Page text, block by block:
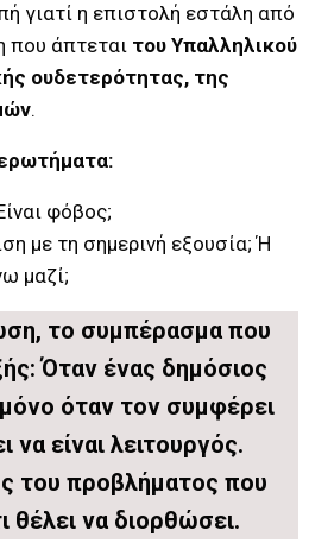
γιατί η επιστολή εστάλη από
που άπτεται του Υπαλληλικού
ουδετερότητας, της
.
φόβος;
με τη σημερινή εξουσία; Ή
μαζί;
το συμπέρασμα που
Όταν ένας δημόσιος
όταν τον συμφέρει
να είναι λειτουργός.
του προβλήματος που
θέλει να διορθώσει.